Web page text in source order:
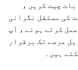
چیت کریں ،
کی مستقل نگرانی
کرتے ہوئے ، آپ
عرصے تک برقرار
ہیں۔